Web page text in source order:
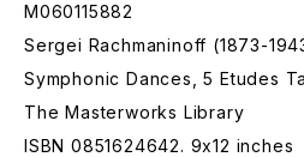
M060115882
Sergei Rachmaninoff (1873-
Symphonic Dances, 5 Etudes
The Masterworks Library
ISBN 0851624642. 9x12 inches